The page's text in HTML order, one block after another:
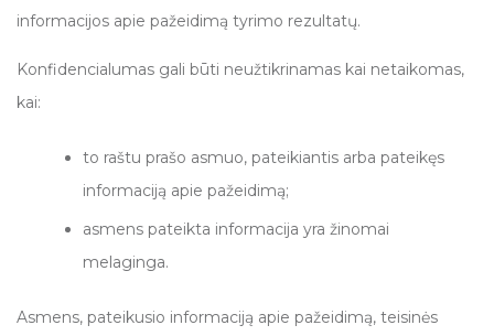
informacijos apie pažeidimą tyrimo rezultatų.
Konfidencialumas gali būti neužtikrinamas kai netaikomas,
kai:
to raštu prašo asmuo, pateikiantis arba pateikęs
informaciją apie pažeidimą;
asmens pateikta informacija yra žinomai
melaginga.
Asmens, pateikusio informaciją apie pažeidimą, teisinės